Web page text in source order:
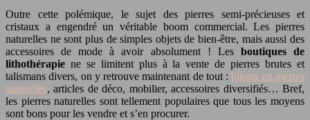
Outre cette polémique, le sujet des pierres semi-précieuses et
cristaux a engendré un véritable boom commercial. Les pierres
naturelles ne sont plus de simples objets de bien-être, mais aussi des
accessoires de mode à avoir absolument ! Les boutiques de
lithothérapie ne se limitent plus à la vente de pierres brutes et
talismans divers, on y retrouve maintenant de tout :bijoux en pierres
naturelles, articles de déco, mobilier, accessoires diversifiés… Bref,
les pierres naturelles sont tellement populaires que tous les moyens
sont bons pour les vendre et s’en procurer.